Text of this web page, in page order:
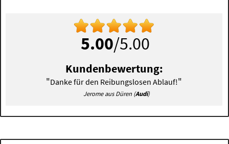
5.00/5.00
Kundenbewertung:
"Danke für den Reibungslosen Ablauf!"
Jerome aus Düren (Audi)